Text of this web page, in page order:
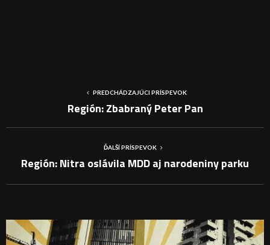
PREDCHÁDZAJÚCI PRÍSPEVOK
Región: Zbabraný Peter Pan
ĎALŠÍ PRÍSPEVOK
Región: Nitra oslávila MDD aj narodeniny parku